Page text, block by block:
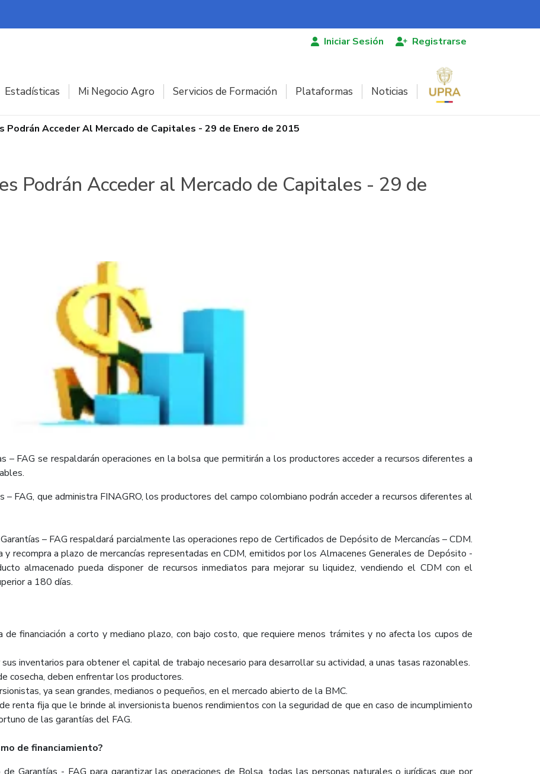
Iniciar Sesión Registrarse
Estadísticas Mi Negocio Agro Servicios de Formación Plataformas Noticias
Podrán Acceder Al Mercado de Capitales - 29 de Enero de 2015
Podrán Acceder al Mercado de Capitales - 29 de
– FAG se respaldarán operaciones en la bolsa que permitirán a los productores acceder a recursos diferentes a
FAG, que administra FINAGRO, los productores del campo colombiano podrán acceder a recursos diferentes al
– FAG respaldará parcialmente las operaciones repo de Certificados de Depósito de Mercancías – CDM.
recompra a plazo de mercancías representadas en CDM, emitidos por los Almacenes Generales de Depósito -
almacenado pueda disponer de recursos inmediatos para mejorar su liquidez, vendiendo el CDM con el
a 180 días.
a corto y mediano plazo, con bajo costo, que requiere menos trámites y no afecta los cupos de
para obtener el capital de trabajo necesario para desarrollar su actividad, a unas tasas razonables.
deben enfrentar los productores.
ya sean grandes, medianos o pequeños, en el mercado abierto de la BMC.
fija que le brinde al inversionista buenos rendimientos con la seguridad de que en caso de incumplimiento
de las garantías del FAG.
de financiamiento?